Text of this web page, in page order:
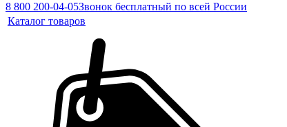
8 800 200-04-05Звонок бесплатный по всей России
Каталог товаров